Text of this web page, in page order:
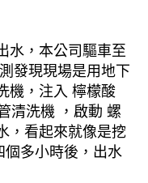
水，本公司驅車至
發現現場是用地下
機，注入 檸檬酸
清洗機 ，啟動 螺
，看起來就像是挖
多小時後，出水